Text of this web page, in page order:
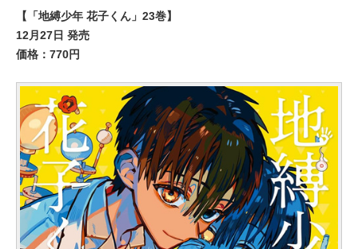
【「地縛少年 花子くん」23巻】
12月27日 発売
価格：770円